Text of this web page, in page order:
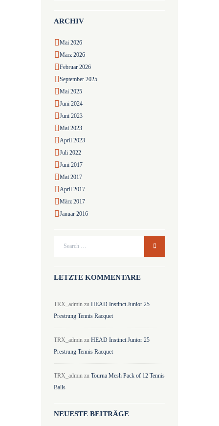
ARCHIV
Mai2026
März2026
Februar2026
September2025
Mai2025
Juni2024
Juni2023
Mai2023
April2023
Juli2022
Juni2017
Mai2017
April2017
März2017
Januar2016
LETZTE KOMMENTARE
TRX_admin zuHEAD Instinct Junior 25
Prestrung Tennis Racquet
TRX_admin zuHEAD Instinct Junior 25
Prestrung Tennis Racquet
TRX_admin zuTourna Mesh Pack of 12 Tennis
Balls
NEUESTE BEITRÄGE